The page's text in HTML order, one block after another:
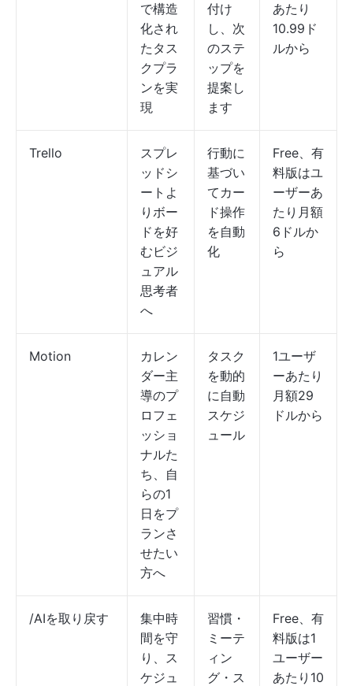
で構造
化され
たタス
クプラ
ンを実
現
付け
し、次
のステ
ップを
提案し
ます
あたり
10.99ド
ルから
Trello
スプレ
ッドシ
ートよ
りボー
ドを好
むビジ
ュアル
思考者
へ
行動に
基づい
てカー
ド操作
を自動
化
Free、有
料版はユ
ーザーあ
たり月額
6ドルか
ら
Motion
カレン
ダー主
導のプ
ロフェ
ッショ
ナルた
ち、自
らの1
日をプ
ランさ
せたい
方へ
タスク
を動的
に自動
スケジ
ュール
1ユーザ
ーあたり
月額29
ドルから
/AIを取り戻す
集中時
間を守
り、ス
ケジュ
習慣・
ミーテ
ィン
グ・ス
Free、有
料版は1
ユーザー
あたり10